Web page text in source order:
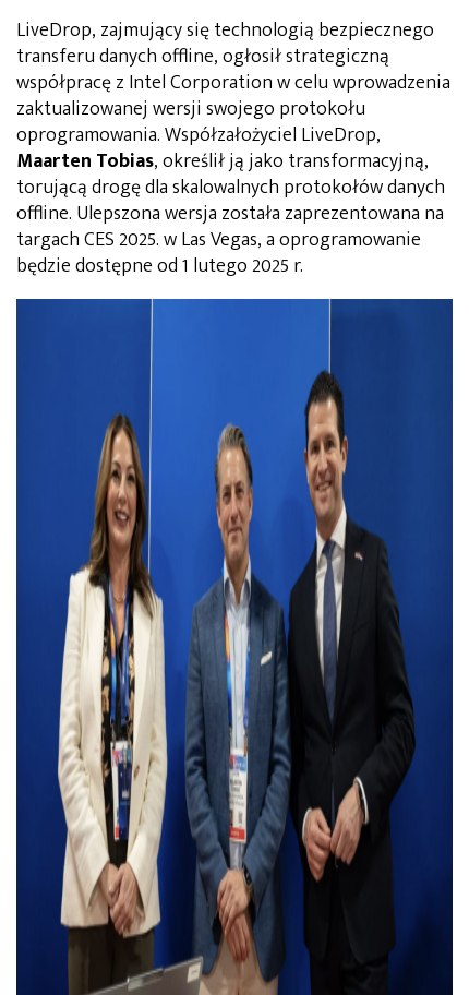
LiveDrop, zajmujący się technologią bezpiecznego
transferu danych offline, ogłosił strategiczną
współpracę z Intel Corporation w celu wprowadzenia
zaktualizowanej wersji swojego protokołu
oprogramowania. Współzałożyciel LiveDrop,
Maarten Tobias, określił ją jako transformacyjną,
torującą drogę dla skalowalnych protokołów danych
offline. Ulepszona wersja została zaprezentowana na
targach CES 2025. w Las Vegas, a oprogramowanie
będzie dostępne od 1 lutego 2025 r.